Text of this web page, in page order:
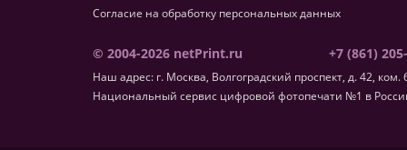
Согласие на обработку персональных данных
+7 (861)
© 2004-2026 netPrint.ru
Наш адрес: г. Москва, Волгоградский проспект, д. 42, ком.
Национальный сервис цифровой фотопечати №1 в